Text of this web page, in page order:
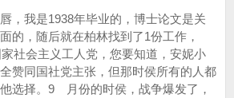
我是1938年毕业的，博士论文是关
的，随后就在柏林找到了1份工作，
社会主义工人党，您要知道，安妮小
赞同国社党主张，但那时侯所有的人都
选择。9 月份的时侯，战争爆发了，